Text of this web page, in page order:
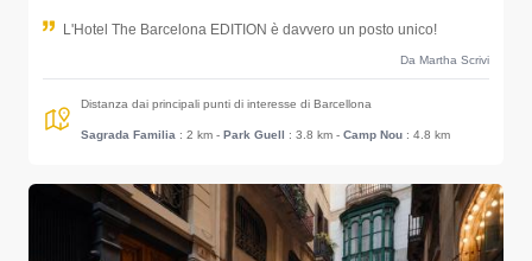
L'Hotel The Barcelona EDITION è davvero un posto unico!
Da Martha Scrivi
Distanza dai principali punti di interesse di Barcellona
Sagrada Familia : 2 km - Park Guell : 3.8 km - Camp Nou : 4.8 km